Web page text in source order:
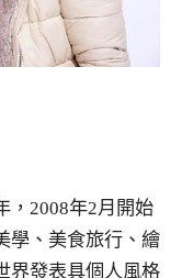
，2008年2月開始
學、美食旅行、繪
界發表具個人風格